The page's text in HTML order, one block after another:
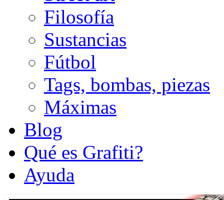
Filosofía
Sustancias
Fútbol
Tags, bombas, piezas
Máximas
Blog
Qué es Grafiti?
Ayuda